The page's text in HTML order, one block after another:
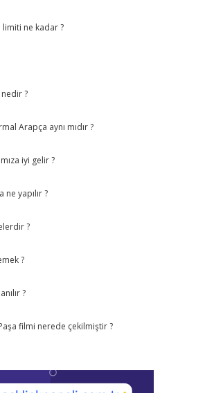
limiti ne kadar ?
?
Arapça aynı mıdır ?
iyi gelir ?
ne yapılır ?
?
?
?
filmi nerede çekilmiştir ?